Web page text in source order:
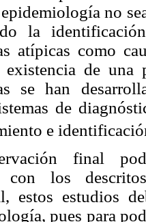
no
la
atípicas como
de una
se han
de
e
final
con los
estos estudios
pues para